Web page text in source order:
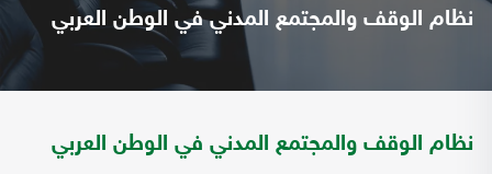
نظام الوقف والمجتمع المدني في الوطن العربي
نظام الوقف والمجتمع المدني في الوطن العربي